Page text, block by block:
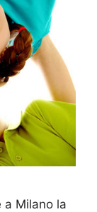
a Milano la